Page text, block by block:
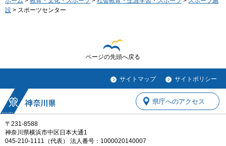
設 > スポーツセンター
ページの先頭へ戻る
サイトマップ サイトポリシー
〒231-8588
神奈川県横浜市中区日本大通1
045-210-1111（代表） 法人番号：1000020140007
県庁へのアクセス